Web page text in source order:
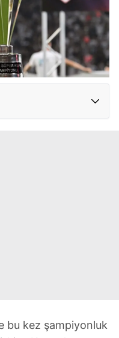
bu kez şampiyonluk